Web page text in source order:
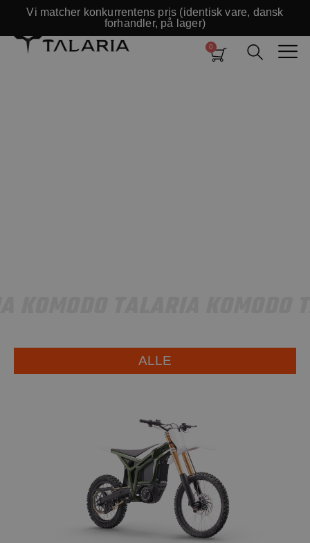
Vi matcher konkurrentens pris (identisk vare, dansk
forhandler, på lager)
ALLE